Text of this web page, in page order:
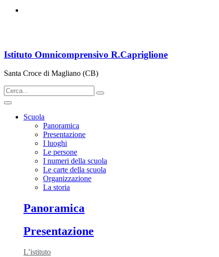
Istituto Omnicomprensivo R.Capriglione
Santa Croce di Magliano (CB)
Scuola
Panoramica
Presentazione
I luoghi
Le persone
I numeri della scuola
Le carte della scuola
Organizzazione
La storia
Panoramica
Presentazione
L’istituto